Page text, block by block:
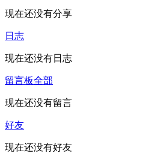
现在还没有分享
日志
现在还没有日志
留言板全部
现在还没有留言
好友
现在还没有好友